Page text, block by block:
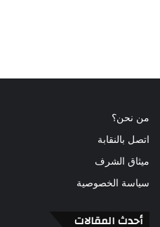
من نحن؟
اتصل بالنقابة
ميثاق الشرف
سياسة الخصوصية
أحدث المقالات